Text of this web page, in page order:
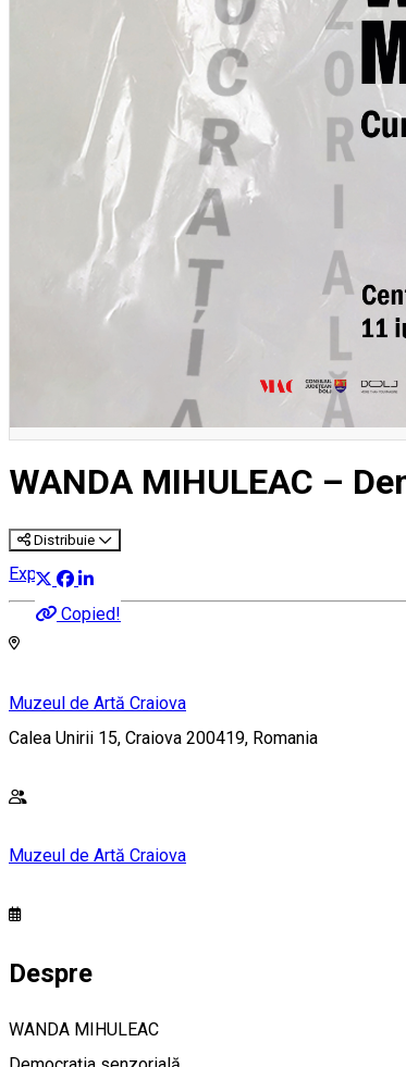
English
Închirieri auto
Închirieri biciclete
Taxi
Încărcare vehicule electrice
WANDA MIHULEAC –
Distribuie
Copied!
Expoziție
Muzeul de Artă Craiova
Calea Unirii 15, Craiova 200419, Romania
Muzeul de Artă Craiova
Despre
WANDA MIHULEAC